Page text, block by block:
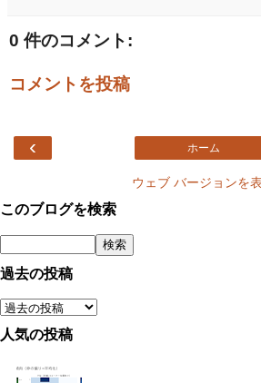
0 件のコメント:
コメントを投稿
‹ ホーム
ウェブ バージョンを
このブログを検索
過去の投稿
人気の投稿